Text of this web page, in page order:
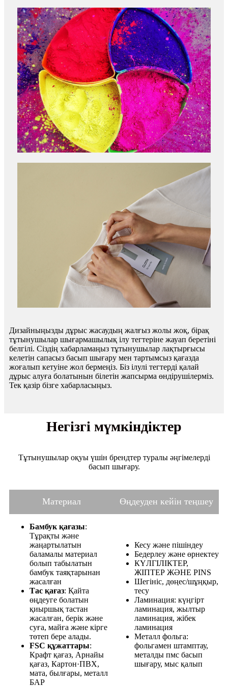
Дизайныңызды дұрыс жасаудың жалғыз жолы жоқ, бірақ
тұтынушылар шығармашылық ілу тегтеріне жауап беретіні
белгілі. Сіздің хабарламаңыз тұтынушылар лақтырғысы
келетін сапасыз басып шығару мен тартымсыз қағазда
жоғалып кетуіне жол бермеңіз. Біз ілулі тегтерді қалай
дұрыс алуға болатынын білетін жапсырма өндірушілерміз.
Тек қазір бізге хабарласыңыз.
Негізгі мүмкіндіктер
Тұтынушылар оқуы үшін брендтер туралы әңгімелерді
басып шығару.
Материал Өңдеуден кейін теңшеу
Бамбук қағазы:
Тұрақты және
жаңартылатын
баламалы материал
болып табылатын
бамбук таяқтарынан
жасалған
Тас қағаз: Қайта
өңдеуге болатын
қиыршық тастан
жасалған, берік және
суға, майға және кірге
төтеп бере алады.
FSC құжаттары:
Крафт қағаз, Арнайы
қағаз, Картон·ПВХ,
мата, былғары, металл
БАР
Кесу және пішіндеу
Бедерлеу және өрнектеу
КҮЛГІЛІКТЕР,
ЖІПТЕР ЖӘНЕ PINS
Шегініс, дөңес/шұңқыр,
тесу
Ламинация: күңгірт
ламинация, жылтыр
ламинация, жібек
ламинация
Металл фольга:
фольгамен штамптау,
металды пмс басып
шығару, мыс қалып